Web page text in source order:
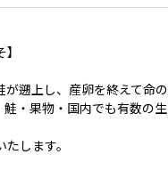
遡上し、産卵を終えて命の
・果物・国内でも有数の生
します。